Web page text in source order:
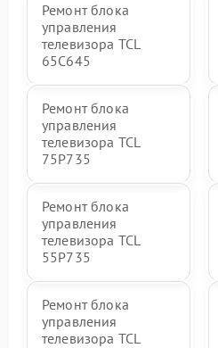
Ремонт блока
управления
телевизора TCL
65C645
Ремонт блока
управления
телевизора TCL
75P735
Ремонт блока
управления
телевизора TCL
55P735
Ремонт блока
управления
телевизора TCL